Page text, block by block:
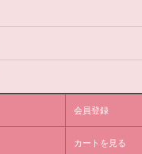
会員登録
カートを見る